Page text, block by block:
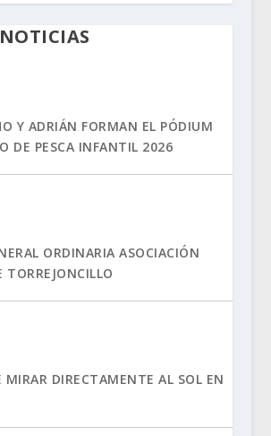
Y ADRIÁN FORMAN EL PÓDIUM
DE PESCA INFANTIL 2026
ORDINARIA ASOCIACIÓN
TORREJONCILLO
MIRAR DIRECTAMENTE AL SOL EN